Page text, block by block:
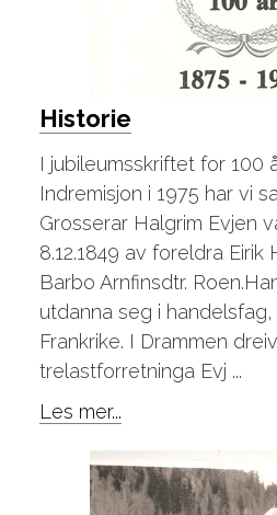
Historie
I jubileumsskriftet for 100
Indremisjon i 1975 har vi
Grosserar Halgrim Evjen
8.12.1849 av foreldra Eirik
Barbo Arnfinsdtr.
utdanna seg i
Frankrike. I Drammen
trelastforretninga Evj ...
Les mer...